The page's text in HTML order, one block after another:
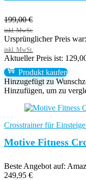
199,00€
Ursprünglicher Preis
Aktueller Preis ist:
Produkt kaufen
Hinzugefügt zu
Hinzufügen, um zu
Crosstrainer für
Motive Fitness
Beste Angebot auf:
249,95 €